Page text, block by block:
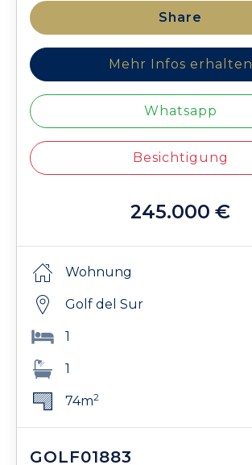
Share
Mehr Infos erhalten
Whatsapp
Besichtigung
245.000 €
Wohnung
Golf del Sur
1
1
74m2
GOLF01883